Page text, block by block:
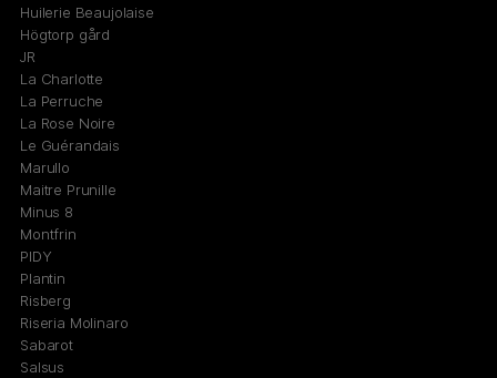
Huilerie Beaujolaise
Högtorp gård
JR
La Charlotte
La Perruche
La Rose Noire
Le Guérandais
Marullo
Maitre Prunille
Minus 8
Montfrin
PIDY
Plantin
Risberg
Riseria Molinaro
Sabarot
Salsus